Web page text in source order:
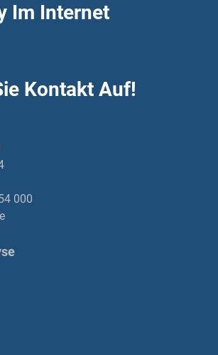
Im Internet
Kontakt Auf!
000